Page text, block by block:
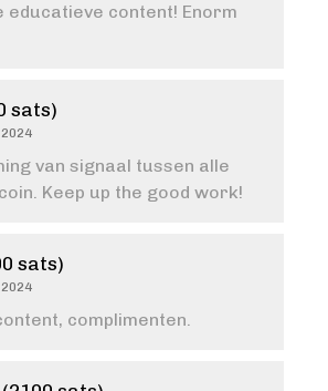
educatieve content! Enorm
sats)
van signaal tussen alle
Keep up the good work!
sats)
complimenten.